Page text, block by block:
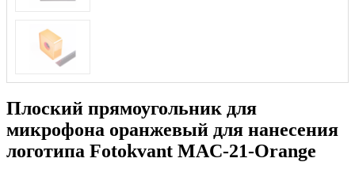
Плоский прямоугольник для
микрофона оранжевый для нанесения
логотипа Fotokvant MAC-21-Orange